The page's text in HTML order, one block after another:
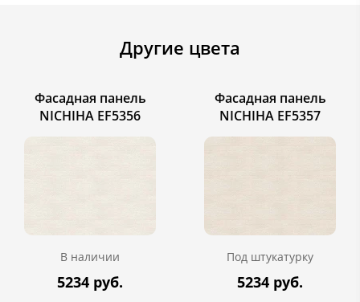
Другие цвета
Фасадная панель
NICHIHA EF5356
В наличии
5234 руб.
Фасадная панель
NICHIHA EF5357
Под штукатурку
5234 руб.